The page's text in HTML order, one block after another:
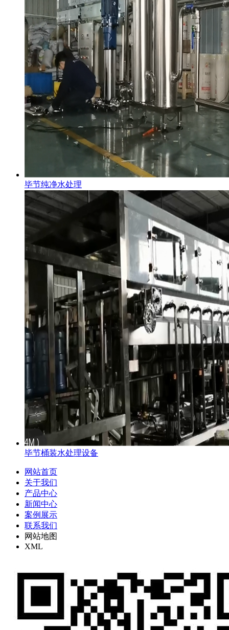
毕节纯净水处理
毕节桶装水处理设备
网站首页
关于我们
产品中心
新闻中心
案例展示
联系我们
网站地图
XML